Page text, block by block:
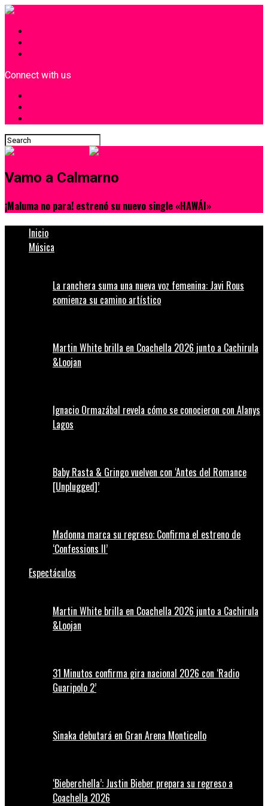
Connect with us
Vamo a Calmarno
¡Maluma no para! estrenó su nuevo single «HAWÁI»
Inicio
Música
La ranchera suma una nueva voz femenina: Javi Rous
comienza su camino artístico
Martin White brilla en Coachella 2026 junto a Cachirula
&Loojan
Ignacio Ormazábal revela cómo se conocieron con Alanys
Lagos
Baby Rasta & Gringo vuelven con ‘Antes del Romance
[Unplugged]’
Madonna marca su regreso: Confirma el estreno de
‘Confessions II’
Espectáculos
Martin White brilla en Coachella 2026 junto a Cachirula
&Loojan
31 Minutos confirma gira nacional 2026 con ‘Radio
Guaripolo 2’
Sinaka debutará en Gran Arena Monticello
‘Bieberchella’: Justin Bieber prepara su regreso a
Coachella 2026